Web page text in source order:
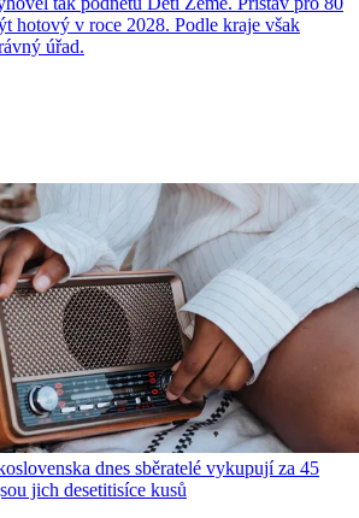
hotový v roce 2028. Podle kraje však
úřad.
dnes sběratelé vykupují za 45
jich desetitisíce kusů